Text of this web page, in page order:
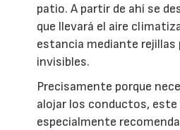
patio. A partir de ahí se
que llevará el aire
estancia mediante
invisibles.
Precisamente porque
alojar los conductos,
especialmente